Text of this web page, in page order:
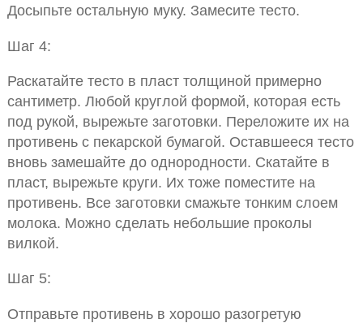
Досыпьте остальную муку. Замесите тесто.
Шаг 4:
Раскатайте тесто в пласт толщиной примерно
сантиметр. Любой круглой формой, которая есть
под рукой, вырежьте заготовки. Переложите их на
противень с пекарской бумагой. Оставшееся тесто
вновь замешайте до однородности. Скатайте в
пласт, вырежьте круги. Их тоже поместите на
противень. Все заготовки смажьте тонким слоем
молока. Можно сделать небольшие проколы
вилкой.
Шаг 5:
Отправьте противень в хорошо разогретую